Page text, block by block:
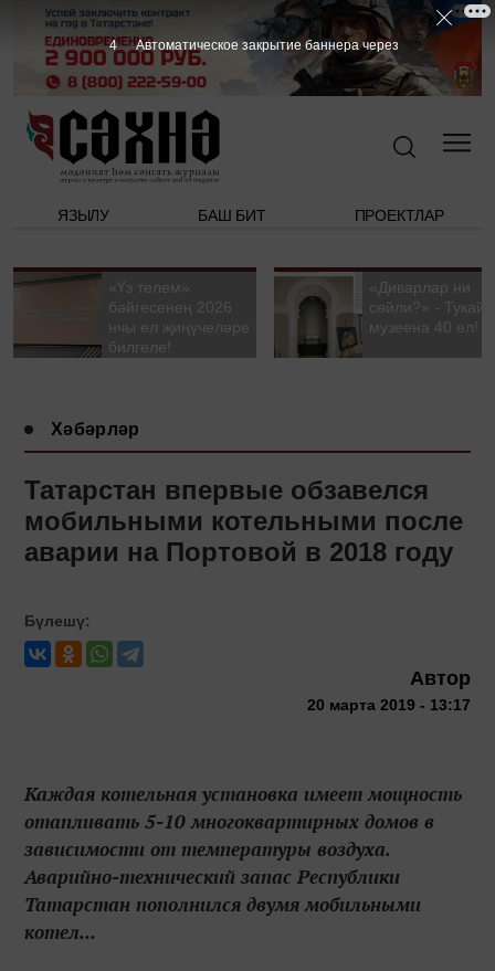
ЯЗЫЛУ БАШ БИТ ПРОЕКТЛАР
«Үз телем»
бәйгесенең 2026
нчы ел җиңүчеләре
билгеле!
«Диварлар ни
сөйли?» - Тукай
музеена 40 ел!
Хәбәрләр
Татарстан впервые обзавелся
мобильными котельными после
аварии на Портовой в 2018 году
Бүлешү:
Автор
20 марта 2019 - 13:17
Каждая котельная установка имеет мощность
отапливать 5-10 многоквартирных домов в
зависимости от температуры воздуха.
Аварийно-технический запас Республики
Татарстан пополнился двумя мобильными
котел...
3 Автоматическое закрытие баннера через